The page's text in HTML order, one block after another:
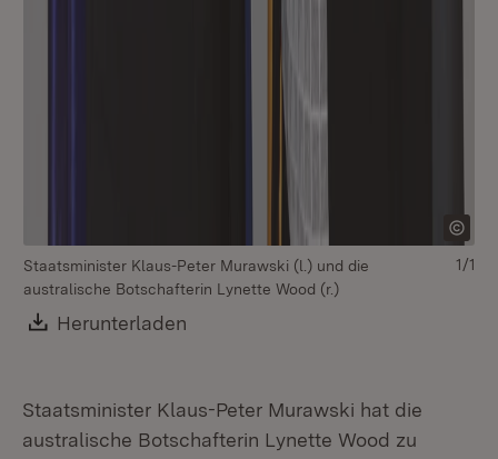
Staatsminister Klaus-Peter Murawski (l.) und die
australische Botschafterin Lynette Wood (r.)
Download:
Herunterladen
1/1
Staatsminister Klaus-Peter Murawski hat die
australische Botschafterin Lynette Wood zu